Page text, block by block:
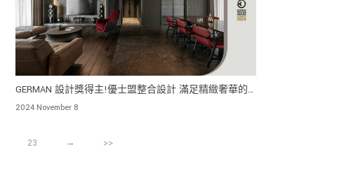
GERMAN 設計獎得主!優士盟整合設計 滿足精緻奢華的
視覺饗宴
2024 November 8
23 → >>